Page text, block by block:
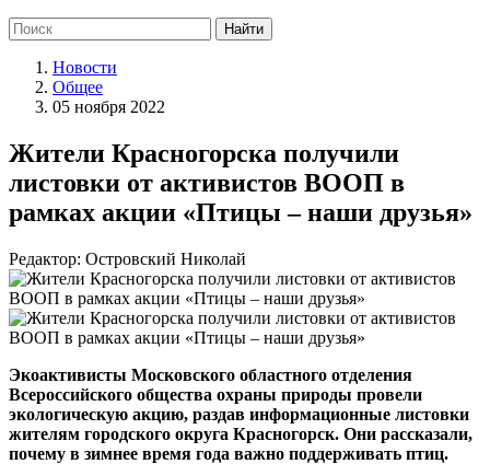
Новости
Общее
05 ноября 2022
Жители Красногорска получили
листовки от активистов ВООП в
рамках акции «Птицы – наши друзья»
Редактор: Островский Николай
Экоактивисты Московского областного отделения
Всероссийского общества охраны природы провели
экологическую акцию, раздав информационные листовки
жителям городского округа Красногорск. Они рассказали,
почему в зимнее время года важно поддерживать птиц.